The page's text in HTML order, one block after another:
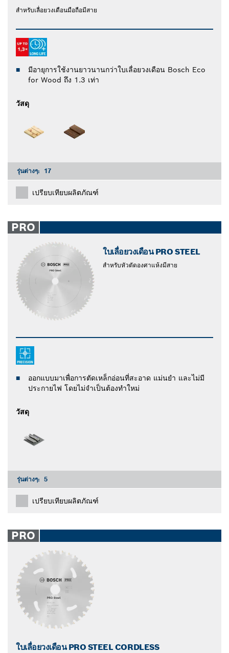
สําหรับเลื่อยวงเดือนมือถือมีสาย
มีอายุการใช้งานยาวนานกว่าใบเลื่อยวงเดือน Bosch Eco
for Wood ถึง 1.3 เท่า
วัสดุ
รุ่นต่างๆ: 17
เปรียบเทียบผลิตภัณฑ์
PRO
ใบเลื่อยวงเดือน PRO STEEL
สําหรับหัวตัดองศาแห้งมีสาย
ออกแบบมาเพื่อการตัดเหล็กอ่อนที่สะอาด แม่นยำ และไม่มี
ประกายไฟ โดยไม่จำเป็นต้องทำใหม่
วัสดุ
รุ่นต่างๆ: 5
เปรียบเทียบผลิตภัณฑ์
PRO
ใบเลื่อยวงเดือน PRO STEEL CORDLESS